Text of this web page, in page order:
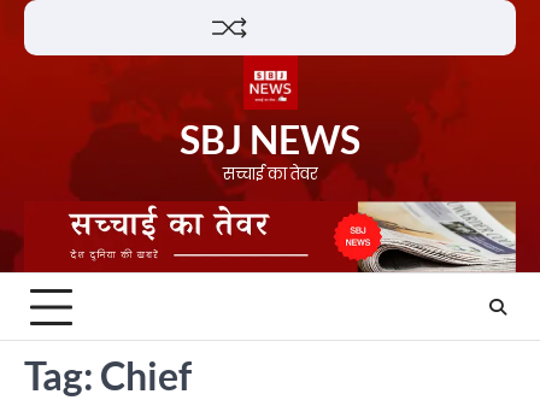
Skip
SBJ NEWS
सच्चाई का तेवर
Tag: Chief